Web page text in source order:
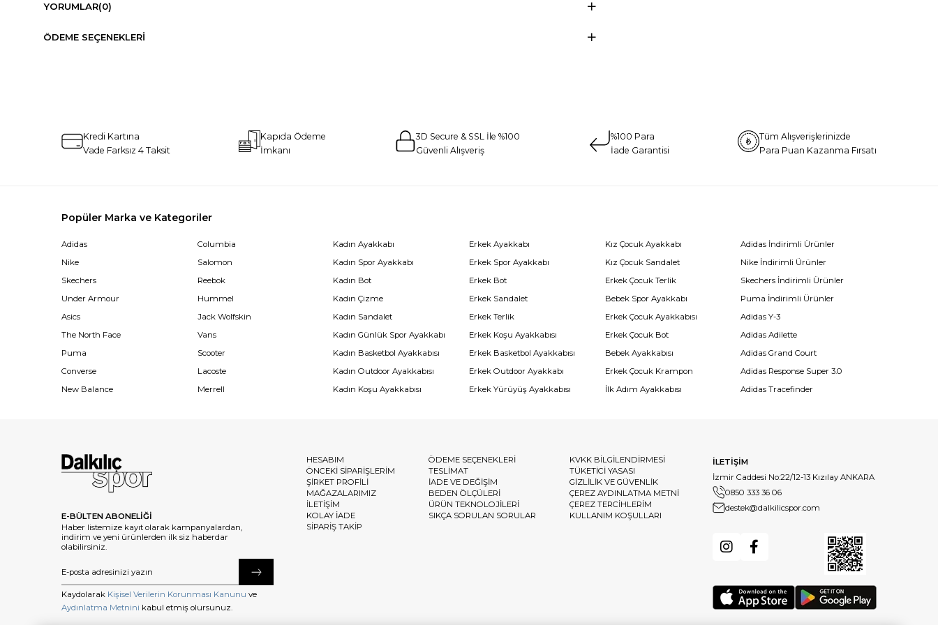
YORUMLAR(0)
ÖDEME SEÇENEKLERI
Kredi Kartına
Vade Farksız 4 Taksit
Kapıda Ödeme
İmkanı
3D Secure & SSL İle %100
Güvenli Alışveriş
%100 Para
İade Garantisi
Tüm Alışverişlerinizde
Para Puan Kazanma Fırsatı
Popüler Marka ve Kategoriler
Adidas
Nike
Skechers
Under Armour
Asics
The North Face
Puma
Converse
New Balance
Columbia
Salomon
Reebok
Hummel
Jack Wolfskin
Vans
Scooter
Lacoste
Merrell
Kadın Ayakkabı
Kadın Spor Ayakkabı
Kadın Bot
Kadın Çizme
Kadın Sandalet
Kadın Günlük Spor Ayakkabı
Kadın Basketbol Ayakkabısı
Kadın Outdoor Ayakkabısı
Kadın Koşu Ayakkabısı
Erkek Ayakkabı
Erkek Spor Ayakkabı
Erkek Bot
Erkek Sandalet
Erkek Terlik
Erkek Koşu Ayakkabısı
Erkek Basketbol Ayakkabısı
Erkek Outdoor Ayakkabı
Erkek Yürüyüş Ayakkabısı
Kız Çocuk Ayakkabı
Kız Çocuk Sandalet
Erkek Çocuk Terlik
Bebek Spor Ayakkabı
Erkek Çocuk Ayakkabısı
Erkek Çocuk Bot
Bebek Ayakkabısı
Erkek Çocuk Krampon
İlk Adım Ayakkabısı
Adidas İndirimli Ürünler
Nike İndirimli Ürünler
Skechers İndirimli Ürünler
Puma İndirimli Ürünler
Adidas Y-3
Adidas Adilette
Adidas Grand Court
Adidas Response Super 3.0
Adidas Tracefinder
E-BÜLTEN ABONELİĞİ
Haber listemize kayıt olarak kampanyalardan,
indirim ve yeni ürünlerden ilk siz haberdar
olabilirsiniz.
Kaydolarak Kişisel Verilerin Korunması Kanunu ve
Aydınlatma Metnini kabul etmiş olursunuz.
HESABIM
ÖNCEKİ SİPARİŞLERİM
ŞİRKET PROFİLİ
MAĞAZALARIMIZ
İLETİŞİM
KOLAY İADE
SİPARİŞ TAKİP
ÖDEME SEÇENEKLERİ
TESLİMAT
İADE VE DEĞİŞİM
BEDEN ÖLÇÜLERİ
ÜRÜN TEKNOLOJİLERİ
SIKÇA SORULAN SORULAR
KVKK BİLGİLENDİRMESİ
TÜKETİCİ YASASI
GİZLİLİK VE GÜVENLİK
ÇEREZ AYDINLATMA METNİ
ÇEREZ TERCİHLERİM
KULLANIM KOŞULLARI
İLETİŞİM
İzmir Caddesi No:22/12-13 Kızılay ANKARA
0850 333 36 06
destek@dalkilicspor.com